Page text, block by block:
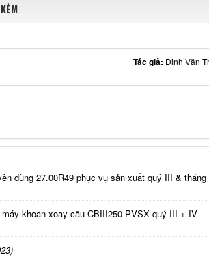
Tác giả: Đinh Văn
dùng 27.00R49 phục vụ sản xuất quý III & tháng
khoan xoay cầu CBIII250 PVSX quý III + IV